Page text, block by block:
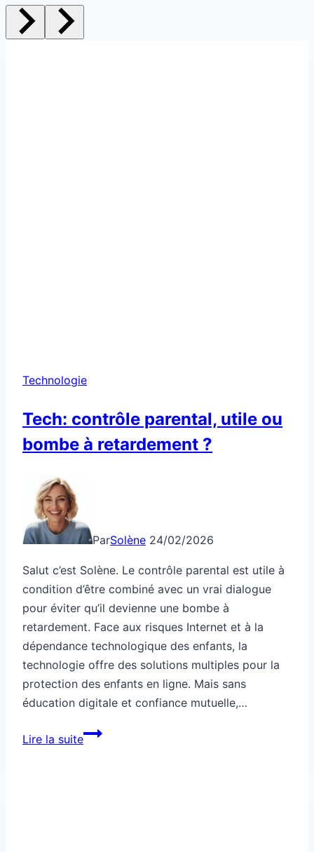
Technologie
Tech: contrôle parental, utile ou
bombe à retardement ?
ParSolène 24/02/2026
Salut c’est Solène. Le contrôle parental est utile à
condition d’être combiné avec un vrai dialogue
pour éviter qu’il devienne une bombe à
retardement. Face aux risques Internet et à la
dépendance technologique des enfants, la
technologie offre des solutions multiples pour la
protection des enfants en ligne. Mais sans
éducation digitale et confiance mutuelle,…
Lire la suiteTech: